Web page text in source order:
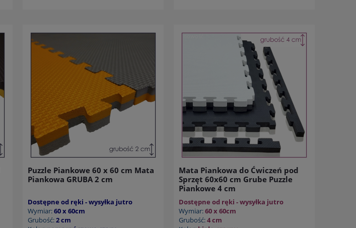
Puzzle Piankowe 60 x 60 cm Mata
Piankowa GRUBA 2 cm
Dostępne od ręki - wysyłka jutro
Wymiar:60 x 60cm
Grubość:2 cm
Mata Piankowa do Ćwiczeń pod
Sprzęt 60x60 cm Grube Puzzle
Piankowe 4 cm
Dostępne od ręki - wysyłka jutro
Wymiar:60 x 60cm
Grubość:4 cm